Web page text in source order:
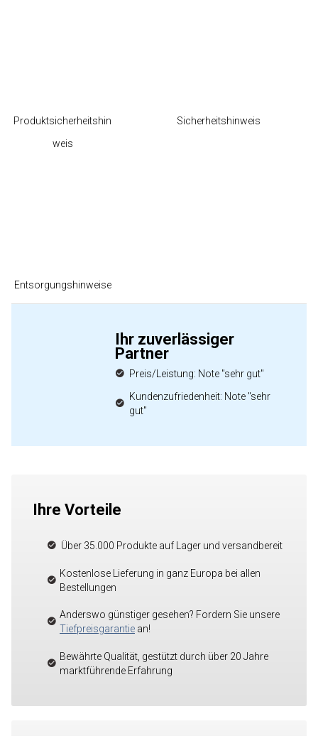
Produktsicherheitshin
weis
Sicherheitshinweis
Entsorgungshinweise
Ihr zuverlässiger
Partner
Preis/Leistung: Note "sehr gut"
Kundenzufriedenheit: Note "sehr
gut"
Ihre Vorteile
Über 35.000 Produkte auf Lager und versandbereit
Kostenlose Lieferung in ganz Europa bei allen
Bestellungen
Anderswo günstiger gesehen? Fordern Sie unsere
Tiefpreisgarantie an!
Bewährte Qualität, gestützt durch über 20 Jahre
marktführende Erfahrung